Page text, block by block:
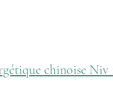
chinoise Niv